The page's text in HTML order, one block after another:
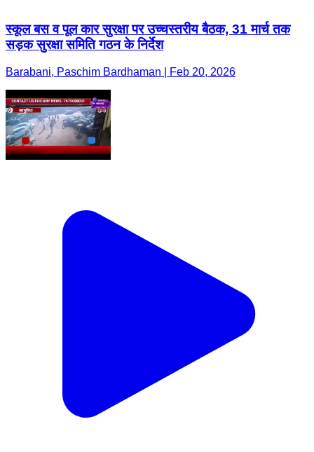
स्कूल बस व पूल कार सुरक्षा पर उच्चस्तरीय बैठक, 31 मार्च तक
सड़क सुरक्षा समिति गठन के निर्देश
Barabani, Paschim Bardhaman | Feb 20, 2026